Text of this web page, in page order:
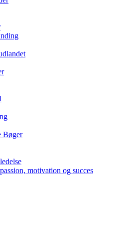
Bøger
motivation og succes